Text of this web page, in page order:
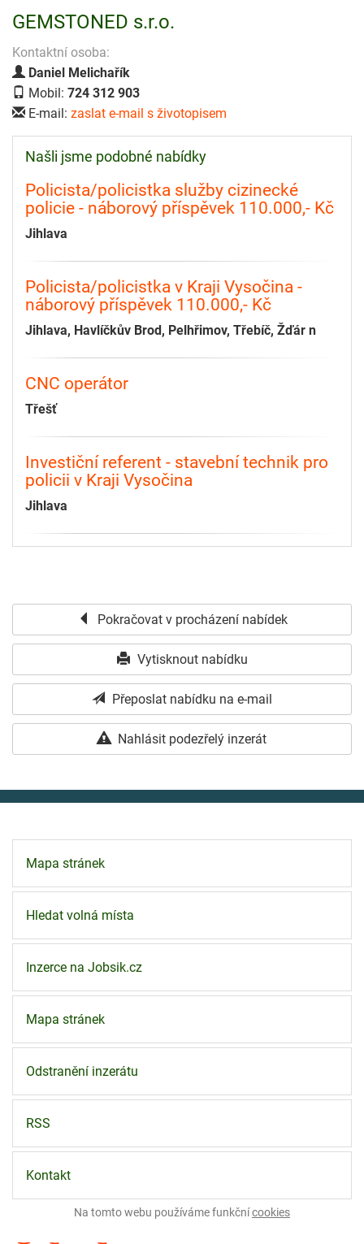
GEMSTONED s.r.o.
Kontaktní osoba:
Daniel Melichařík
Mobil: 724 312 903
E-mail: zaslat e-mail s životopisem
Našli jsme podobné nabídky
Policista/policistka služby cizinecké
policie - náborový příspěvek 110.000,- Kč
Jihlava
Policista/policistka v Kraji Vysočina -
náborový příspěvek 110.000,- Kč
Jihlava, Havlíčkův Brod, Pelhřimov, Třebíč, Žďár n
CNC operátor
Třešť
Investiční referent - stavební technik pro
policii v Kraji Vysočina
Jihlava
Pokračovat v procházení nabídek
Vytisknout nabídku
Přeposlat nabídku na e-mail
Nahlásit podezřelý inzerát
Mapa stránek
Hledat volná místa
Inzerce na Jobsik.cz
Mapa stránek
Odstranění inzerátu
RSS
Kontakt
Na tomto webu používáme funkčnícookies